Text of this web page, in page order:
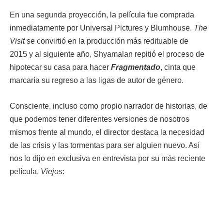
En una segunda proyección, la película fue comprada
inmediatamente por Universal Pictures y Blumhouse. The
Visitse convirtió en la producción más redituable de
2015 y al siguiente año, Shyamalan repitió el proceso de
hipotecar su casa para hacer Fragmentado, cinta que
marcaría su regreso a las ligas de autor de género.
Consciente, incluso como propio narrador de historias, de
que podemos tener diferentes versiones de nosotros
mismos frente al mundo, el director destaca la necesidad
de las crisis y las tormentas para ser alguien nuevo. Así
nos lo dijo en exclusiva en entrevista por su más reciente
película, Viejos: